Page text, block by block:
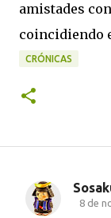
amistades
coincidiendo
CRÓNICAS
C
8 de